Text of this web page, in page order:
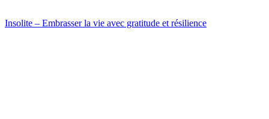
Insolite – Embrasser la vie avec gratitude et résilience